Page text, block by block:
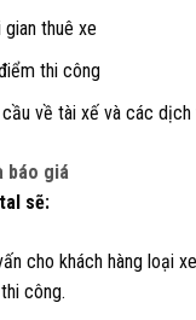
gian thuê xe
thi công
cầu về tài xế và các
báo giá
sẽ:
cho khách hàng loại
công.